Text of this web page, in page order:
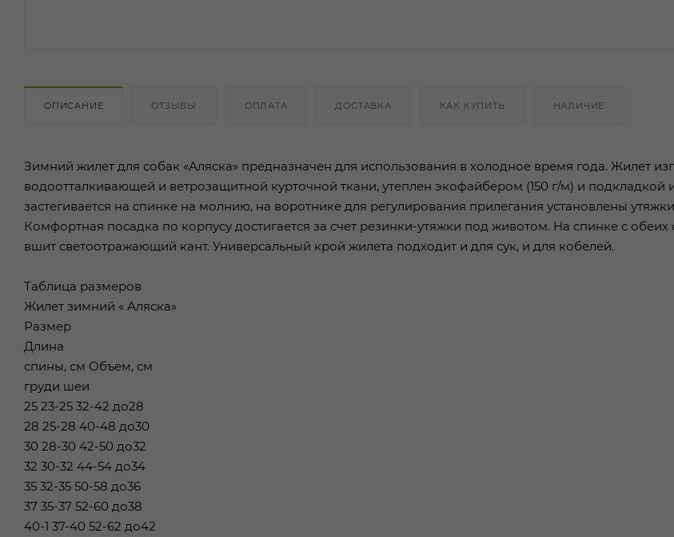
ОПИСАНИЕ ОТЗЫВЫ ОПЛАТА ДОСТАВКА КАК КУПИТЬ НАЛИЧИЕ
Зимний жилет для собак «Аляска» предназначен для использования в холодное время года. Жилет
водоотталкивающей и ветрозащитной курточной ткани, утеплен экофайбером (150 г/м) и подкладкой
застегивается на спинке на молнию, на воротнике для регулирования прилегания установлены
Комфортная посадка по корпусу достигается за счет резинки-утяжки под животом. На спинке с
вшит светоотражающий кант. Универсальный крой жилета подходит и для сук, и для кобелей.
Таблица размеров
Жилет зимний « Аляска»
Размер
Длина
спины, см Объем, см
груди шеи
25 23-25 32-42 до28
28 25-28 40-48 до30
30 28-30 42-50 до32
32 30-32 44-54 до34
35 32-35 50-58 до36
37 35-37 52-60 до38
40-1 37-40 52-62 до42